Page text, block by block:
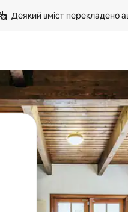
Деякий вміст перекладено